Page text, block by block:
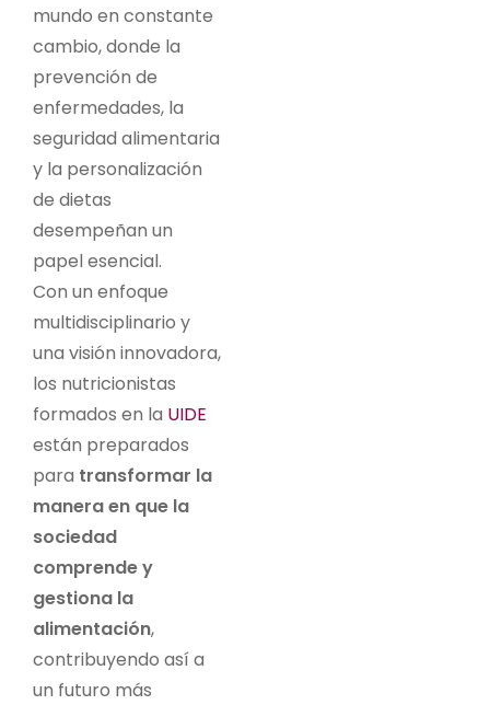
mundo en constante
cambio, donde la
prevención de
enfermedades, la
seguridad alimentaria
y la personalización
de dietas
desempeñan un
papel esencial.
Con un enfoque
multidisciplinario y
una visión innovadora,
los nutricionistas
formados en la UIDE
están preparados
para transformar la
manera en que la
sociedad
comprende y
gestiona la
alimentación,
contribuyendo así a
un futuro más